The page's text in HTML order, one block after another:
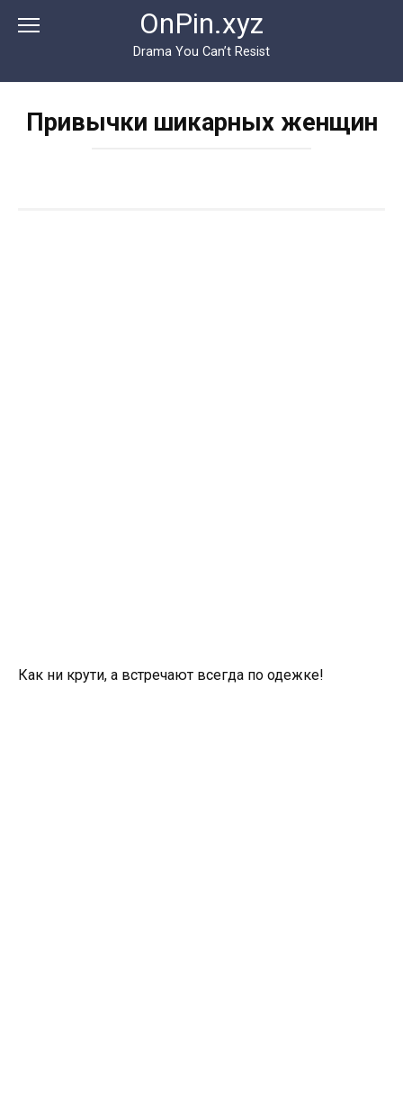
OnPin.xyz
Drama You Can’t Resist
Привычки шикарных женщин
Как ни крути, а встречают всегда по одежке!